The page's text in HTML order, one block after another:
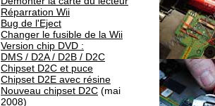
Réparration Wii
Bug de l'Eject
Changer le fusible de la Wii
Version chip DVD :
DMS / D2A / D2B / D2C
Chipset D2C et puce
Chipset D2E avec résine
Nouveau chipset D2C (mai
2008)